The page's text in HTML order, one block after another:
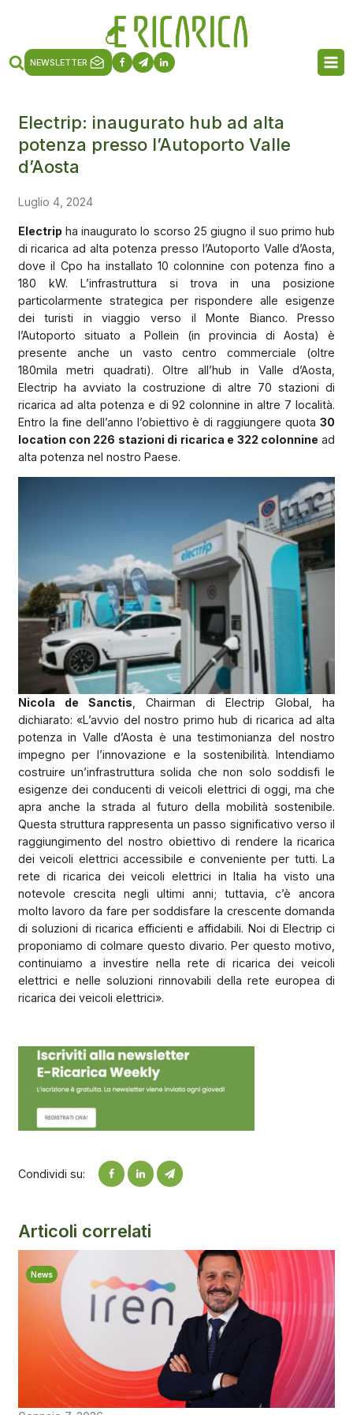
NEWSLETTER
Electrip: inaugurato hub ad alta
potenza presso l’Autoporto Valle
d’Aosta
Luglio 4, 2024
Electrip ha inaugurato lo scorso 25 giugno il suo primo hub
di ricarica ad alta potenza presso l’Autoporto Valle d’Aosta,
dove il Cpo ha installato 10 colonnine con potenza fino a
180 kW. L’infrastruttura si trova in una posizione
particolarmente strategica per rispondere alle esigenze
dei turisti in viaggio verso il Monte Bianco. Presso
l’Autoporto situato a Pollein (in provincia di Aosta) è
presente anche un vasto centro commerciale (oltre
180mila metri quadrati). Oltre all’hub in Valle d’Aosta,
Electrip ha avviato la costruzione di altre 70 stazioni di
ricarica ad alta potenza e di 92 colonnine in altre 7 località.
Entro la fine dell’anno l’obiettivo è di raggiungere quota30
location con 226 stazioni di ricarica e 322 colonnine ad
alta potenza nel nostro Paese.
Nicola de Sanctis , Chairman di Electrip Global, ha
dichiarato: «L’avvio del nostro primo hub di ricarica ad alta
potenza in Valle d’Aosta è una testimonianza del nostro
impegno per l’innovazione e la sostenibilità. Intendiamo
costruire un’infrastruttura solida che non solo soddisfi le
esigenze dei conducenti di veicoli elettrici di oggi, ma che
apra anche la strada al futuro della mobilità sostenibile.
Questa struttura rappresenta un passo significativo verso il
raggiungimento del nostro obiettivo di rendere la ricarica
dei veicoli elettrici accessibile e conveniente per tutti. La
rete di ricarica dei veicoli elettrici in Italia ha visto una
notevole crescita negli ultimi anni; tuttavia, c’è ancora
molto lavoro da fare per soddisfare la crescente domanda
di soluzioni di ricarica efficienti e affidabili. Noi di Electrip ci
proponiamo di colmare questo divario. Per questo motivo,
continuiamo a investire nella rete di ricarica dei veicoli
elettrici e nelle soluzioni rinnovabili della rete europea di
ricarica dei veicoli elettrici».
Condividi su:
Articoli correlati
News